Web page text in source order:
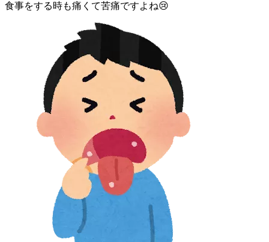
食事をする時も痛くて苦痛ですよね😢